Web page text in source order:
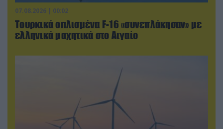
07.08.2026 | 00:02
Τουρκικά οπλισμένα F-16 «συνεπλάκησαν» με
ελληνικά μαχητικά στο Αιγαίο